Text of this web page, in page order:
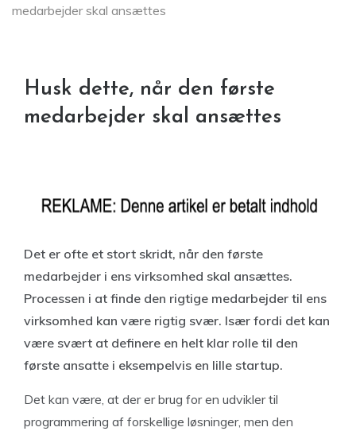
medarbejder skal ansættes
Husk dette, når den første
medarbejder skal ansættes
Det er ofte et stort skridt, når den første
medarbejder i ens virksomhed skal ansættes.
Processen i at finde den rigtige medarbejder til ens
virksomhed kan være rigtig svær. Især fordi det kan
være svært at definere en helt klar rolle til den
første ansatte i eksempelvis en lille startup.
Det kan være, at der er brug for en udvikler til
programmering af forskellige løsninger, men den